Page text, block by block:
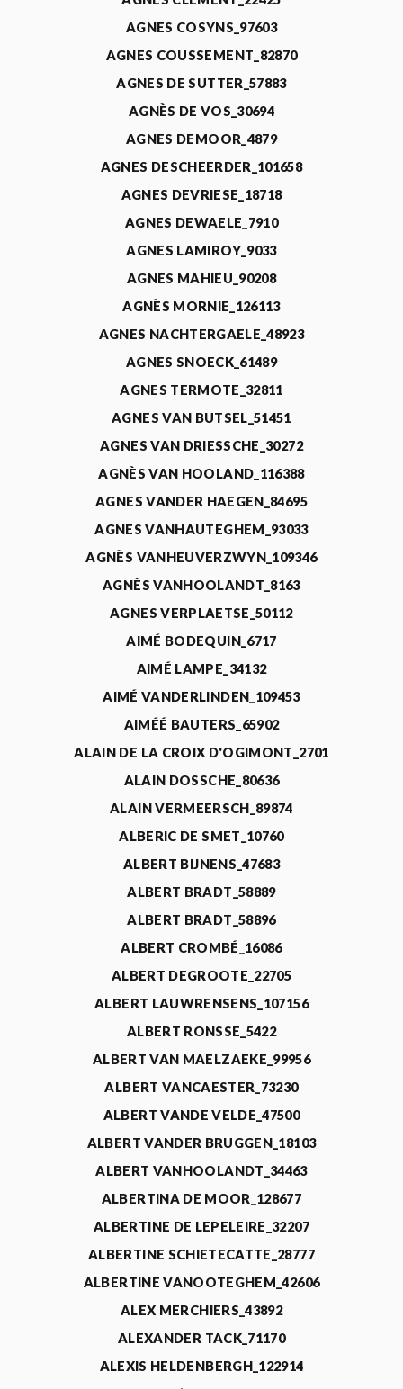
AGNES COSYNS_97603
AGNES COUSSEMENT_82870
AGNES DE SUTTER_57883
AGNÈS DE VOS_30694
AGNES DEMOOR_4879
AGNES DESCHEERDER_101658
AGNES DEVRIESE_18718
AGNES DEWAELE_7910
AGNES LAMIROY_9033
AGNES MAHIEU_90208
AGNÈS MORNIE_126113
AGNES NACHTERGAELE_48923
AGNES SNOECK_61489
AGNES TERMOTE_32811
AGNES VAN BUTSEL_51451
AGNES VAN DRIESSCHE_30272
AGNÈS VAN HOOLAND_116388
AGNES VANDER HAEGEN_84695
AGNES VANHAUTEGHEM_93033
AGNÈS VANHEUVERZWYN_109346
AGNÈS VANHOOLANDT_8163
AGNES VERPLAETSE_50112
AIMÉ BODEQUIN_6717
AIMÉ LAMPE_34132
AIMÉ VANDERLINDEN_109453
AIMÉÉ BAUTERS_65902
ALAIN DE LA CROIX D'OGIMONT_2701
ALAIN DOSSCHE_80636
ALAIN VERMEERSCH_89874
ALBERIC DE SMET_10760
ALBERT BIJNENS_47683
ALBERT BRADT_58889
ALBERT BRADT_58896
ALBERT CROMBÉ_16086
ALBERT DEGROOTE_22705
ALBERT LAUWRENSENS_107156
ALBERT RONSSE_5422
ALBERT VAN MAELZAEKE_99956
ALBERT VANCAESTER_73230
ALBERT VANDE VELDE_47500
ALBERT VANDER BRUGGEN_18103
ALBERT VANHOOLANDT_34463
ALBERTINA DE MOOR_128677
ALBERTINE DE LEPELEIRE_32207
ALBERTINE SCHIETECATTE_28777
ALBERTINE VANOOTEGHEM_42606
ALEX MERCHIERS_43892
ALEXANDER TACK_71170
ALEXIS HELDENBERGH_122914